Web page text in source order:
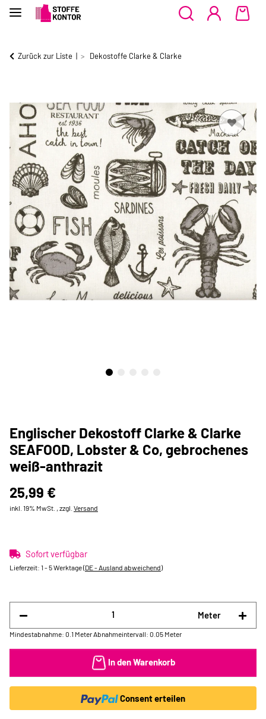
Zurück zur Liste Dekostoffe Clarke & Clarke
Englischer Dekostoff Clarke & Clarke
SEAFOOD, Lobster & Co, gebrochenes
weiß-anthrazit
25,99 €
inkl. 19% MwSt. , zzgl. Versand
Sofort verfügbar
Lieferzeit: 1 - 5 Werktage(DE - Ausland abweichend)
Meter
Mindestabnahme: 0.1 Meter Abnahmeintervall: 0.05 Meter
In den Warenkorb
Consent erteilen